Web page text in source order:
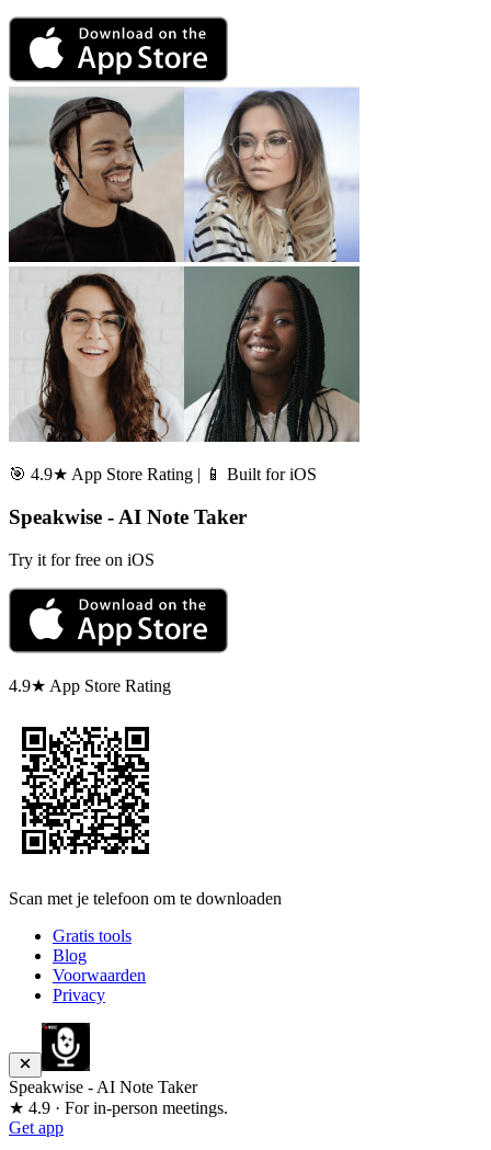
🎯 4.9★ App Store Rating | 📱 Built for iOS
Speakwise - AI Note Taker
Try it for free on iOS
4.9★ App Store Rating
Scan met je telefoon om te downloaden
Gratis tools
Blog
Voorwaarden
Privacy
Speakwise - AI Note Taker
★ 4.9 · For in-person meetings.
Get app